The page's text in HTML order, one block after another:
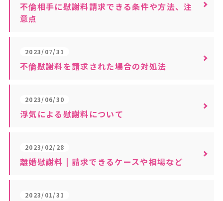
不倫相手に慰謝料請求できる条件や方法、注
意点
2023/07/31
不倫慰謝料を請求された場合の対処法
2023/06/30
浮気による慰謝料について
2023/02/28
離婚慰謝料 | 請求できるケースや相場など
2023/01/31